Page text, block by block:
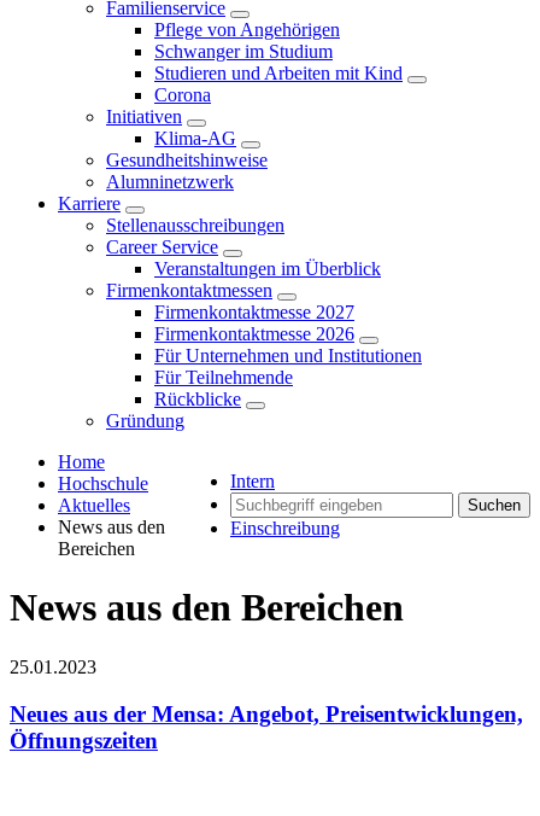
Familienservice
Pflege von Angehörigen
Schwanger im Studium
Studieren und Arbeiten mit Kind
Corona
Initiativen
Klima-AG
Gesundheitshinweise
Alumninetzwerk
Karriere
Stellenausschreibungen
Career Service
Veranstaltungen im Überblick
Firmenkontaktmessen
Firmenkontaktmesse 2027
Firmenkontaktmesse 2026
Für Unternehmen und Institutionen
Für Teilnehmende
Rückblicke
Gründung
Intern
Suchen
Einschreibung
Home
Hochschule
Aktuelles
News aus den
Bereichen
News aus den Bereichen
25.01.2023
Neues aus der Mensa: Angebot, Preisentwicklungen,
Öffnungszeiten